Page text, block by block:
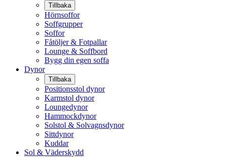
Tillbaka
Hörnsoffor
Soffgrupper
Soffor
Fåtöljer & Fotpallar
Lounge & Soffbord
Bygg din egen soffa
Dynor
Tillbaka
Positionsstol dynor
Karmstol dynor
Loungedynor
Hammockdynor
Solstol & Solvagnsdynor
Sittdynor
Kuddar
Sol & Väderskydd